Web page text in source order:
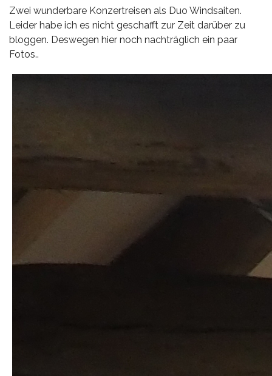
Zwei wunderbare Konzertreisen als Duo Windsaiten.
Leider habe ich es nicht geschafft zur Zeit darüber zu
bloggen. Deswegen hier noch nachträglich ein paar
Fotos..